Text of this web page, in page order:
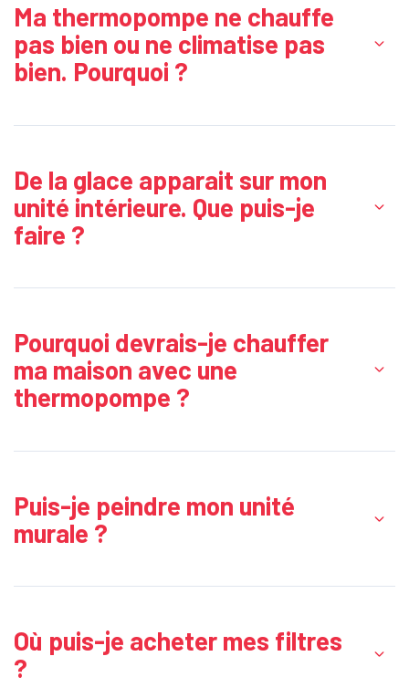
Ma thermopompe ne chauffe
pas bien ou ne climatise pas
bien. Pourquoi ?
De la glace apparait sur mon
unité intérieure. Que puis-je
faire ?
Pourquoi devrais-je chauffer
ma maison avec une
thermopompe ?
Puis-je peindre mon unité
murale ?
Où puis-je acheter mes filtres
?